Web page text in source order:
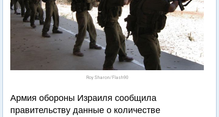
Roy Sharon/Flash90
Армия обороны Израиля сообщила
правительству данные о количестве